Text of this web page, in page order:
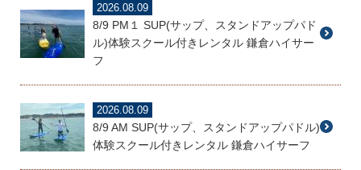
2026.08.09
8/9 PM１ SUP(サップ、スタンドアップパド
ル)体験スクール付きレンタル 鎌倉ハイサー
フ
2026.08.09
8/9 AM SUP(サップ、スタンドアップパドル)
体験スクール付きレンタル 鎌倉ハイサーフ